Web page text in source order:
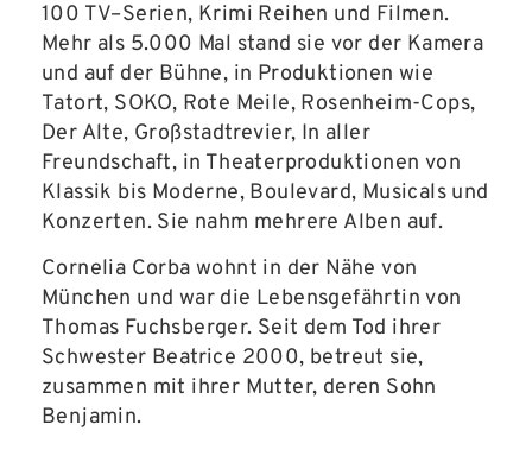
100 TV–Serien, Krimi Reihen und Filmen.
Mehr als 5.000 Mal stand sie vor der Kamera
und auf der Bühne, in Produktionen wie
Tatort, SOKO, Rote Meile, Rosenheim-Cops,
Der Alte, Großstadtrevier, In aller
Freundschaft, in Theaterproduktionen von
Klassik bis Moderne, Boulevard, Musicals und
Konzerten. Sie nahm mehrere Alben auf.
Cornelia Corba wohnt in der Nähe von
München und war die Lebensgefährtin von
Thomas Fuchsberger. Seit dem Tod ihrer
Schwester Beatrice 2000, betreut sie,
zusammen mit ihrer Mutter, deren Sohn
Benjamin.